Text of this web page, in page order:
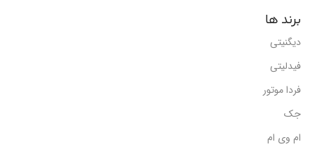
برند ها
دیگنیتی
فیدلیتی
فردا موتور
جک
ام وی ام